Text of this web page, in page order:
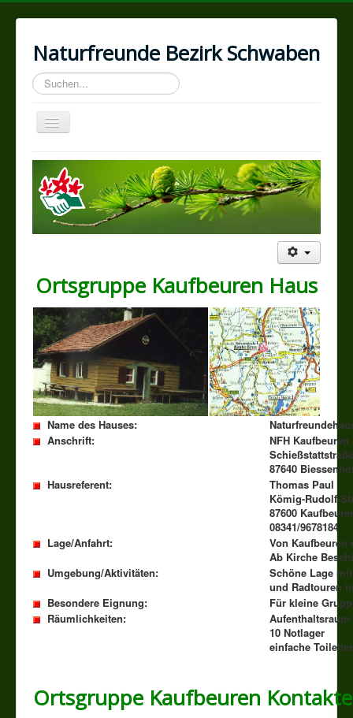
Naturfreunde Bezirk Schwaben
Suchen...
Toggle
Navigation
Home
Wir über uns
Geschichte
Ortsgruppen
Impressum
Ortsgruppe Kaufbeuren Haus
Name des Hauses:
Anschrift:
NFH Kaufbeuren
87640
Hausreferent:
Thomas Paul
Kömig-Rudolf-
87600
08341/9678184
Lage/Anfahrt:
Von Kaufbeuren
Ab Kirche
Umgebung/Aktivitäten:
Schöne Lage
und Radtouren
Besondere Eignung:
Für kleine
Räumlichkeiten:
10 Notlager
einfache
Ortsgruppe Kaufbeuren Kontakte